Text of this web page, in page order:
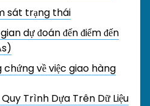
sát trạng thái
dự đoán đến điểm đến
chứng về việc giao hàng
Quy Trình Dựa Trên Dữ Liệu